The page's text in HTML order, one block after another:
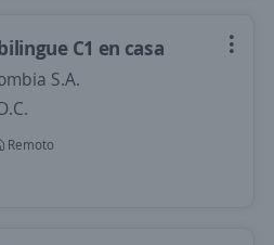
C1 en casa
S.A.
Remoto